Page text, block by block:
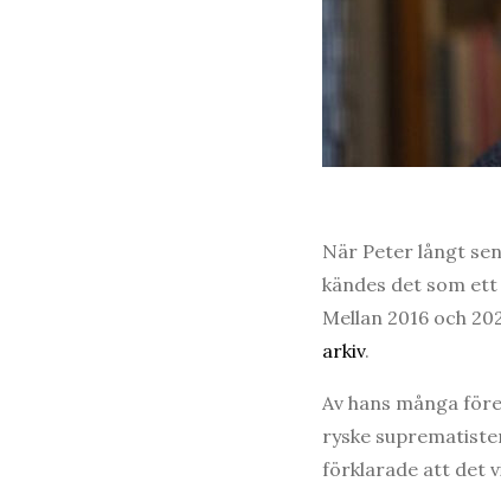
När Peter långt
kändes det som
Mellan 2016 och
arkiv.
Av hans många
ryske
förklarade att det